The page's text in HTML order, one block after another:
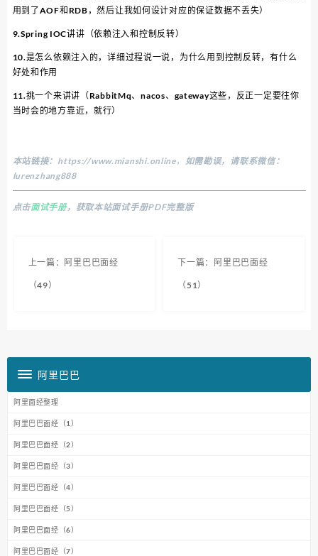
用到了AOF和RDB，然后让我如何设计对应的保证数据不丢失）
9.Spring IOC讲讲（依赖注入和控制反转）
10.是怎么依赖注入的，详细过程说一说，为什么用到控制反转，有什么
好处和作用
11.挑一个来讲讲（RabbitMq、nacos、gateway这些，反正一定要往你
当时会的地方靠近，就行）
本站链接： https://www.mianshi.online，
如需勘误，请联系微信：
lurenzhang888
点击面试手册，获取本站面试手册PDF完整版
上一篇：阿里巴巴面经
（49）
下一篇：阿里巴巴面经
（51）
阿里巴巴
阿里面经整理
阿里巴巴面经（1）
阿里巴巴面经（2）
阿里巴巴面经（3）
阿里巴巴面经（4）
阿里巴巴面经（5）
阿里巴巴面经（6）
阿里巴巴面经（7）